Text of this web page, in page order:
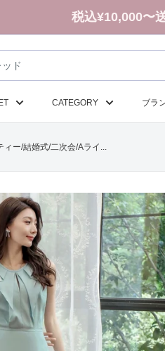
税込¥10,000〜
CATEGORY ブラ
ー/結婚式/二次会/Aライ...